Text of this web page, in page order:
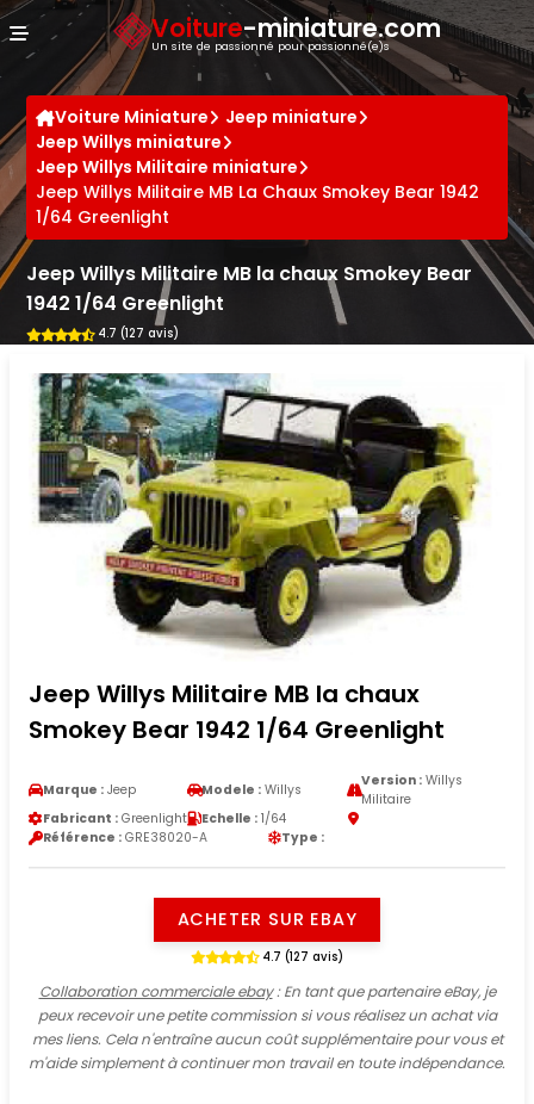
Voiture-miniature.com
Un site de passionné pour passionné(e)s
Voiture Miniature
Jeep miniature
Jeep Willys miniature
Jeep Willys Militaire miniature
Jeep Willys Militaire MB La Chaux Smokey Bear 1942
1/64 Greenlight
Jeep Willys Militaire MB la chaux Smokey Bear
1942 1/64 Greenlight
4.7 (127 avis)
Jeep Willys Militaire MB la chaux
Smokey Bear 1942 1/64 Greenlight
Marque : Jeep Modele : Willys
Version :Willys
Militaire
Fabricant : Greenlight Echelle : 1/64
Référence : GRE38020-A Type :
ACHETER SUR EBAY
4.7 (127 avis)
Collaboration commerciale ebay: En tant que partenaire eBay, je
peux recevoir une petite commission si vous réalisez un achat via
mes liens. Cela n'entraîne aucun coût supplémentaire pour vous et
m'aide simplement à continuer mon travail en toute indépendance.
Panneau de gestion des cookies